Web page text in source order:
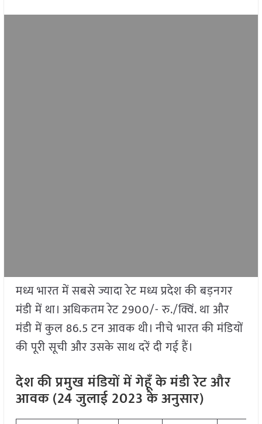
मध्य भारत में सबसे ज्यादा रेट मध्य प्रदेश की बड़नगर
मंडी में था। अधिकतम रेट 2900/- रु./क्विं. था और
मंडी में कुल 86.5 टन आवक थी। नीचे भारत की मंडियों
की पूरी सूची और उसके साथ दरें दी गई हैं।
देश की प्रमुख मंडियों में गेहूँ के मंडी रेट और
आवक (24 जुलाई 2023 के अनुसार)